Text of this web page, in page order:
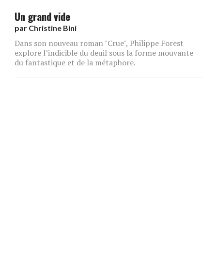
Un grand vide
par Christine Bini
Dans son nouveau roman "Crue", Philippe Forest
explore l’indicible du deuil sous la forme mouvante
du fantastique et de la métaphore.